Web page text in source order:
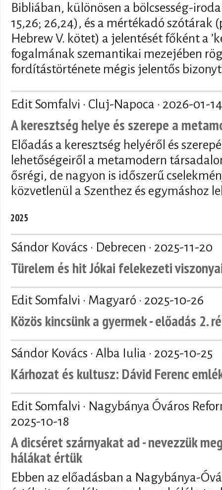
Bibliában, különösen a bölcsesség-
15,26; 26,24), és a mértékadó szótárak
Hebrew V. kötet) a jelentését főként a
fogalmának szemantikai mezejében
fordítástörténete mégis jelentős
Edit Somfalvi · Cluj-Napoca · 2026-01-14
A keresztség helye és szerepe a
Előadás a keresztség helyéről és
lehetőségeiről a metamodern
ősrégi, de nagyon is időszerű
közvetlenül a Szenthez és egymáshoz
2025
Sándor Kovács · Debrecen · 2025-11-20
Türelem és hit Jókai felekezeti
Edit Somfalvi · Magyaró · 2025-10-26
Közös kincsünk a gyermek - előadás 2.
Sándor Kovács · Alba Iulia · 2025-10-25
Kárhozat és kultusz: Dávid Ferenc
Edit Somfalvi · Nagybánya Óváros
2025-10-18
A dicséret szárnyakat ad - nevezzük
hálákat értük
Ebben az előadásban a Nagybánya-